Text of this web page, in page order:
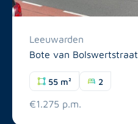
Leeuwarden
Bote van Bolswertstraat
55 m² 2
€1.275 p.m.